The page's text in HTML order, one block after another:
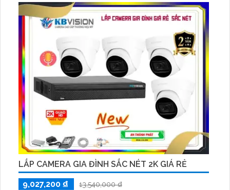
quan sát Với chuẩn nén H.265+ hồng ngoại thông minh
lên đến 30m kèm tính năng Phát hiện con người hỗ trợ
LẮP CAMERA GIA ĐÌNH SẮC NÉT 2K GIÁ RẺ
9,027,200 ₫
13,540,000 ₫